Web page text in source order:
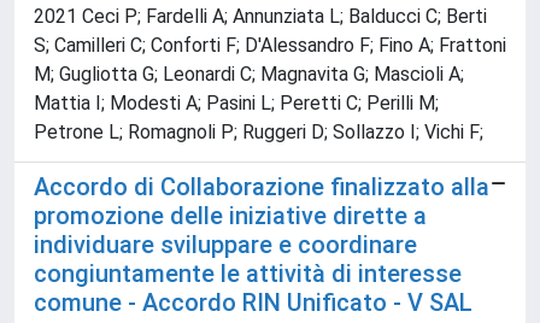
2021 Ceci P; Fardelli A; Annunziata L; Balducci C; Berti
S; Camilleri C; Conforti F; D'Alessandro F; Fino A; Frattoni
M; Gugliotta G; Leonardi C; Magnavita G; Mascioli A;
Mattia I; Modesti A; Pasini L; Peretti C; Perilli M;
Petrone L; Romagnoli P; Ruggeri D; Sollazzo I; Vichi F;
Accordo di Collaborazione finalizzato alla
promozione delle iniziative dirette a
individuare sviluppare e coordinare
congiuntamente le attività di interesse
comune - Accordo RIN Unificato - V SAL